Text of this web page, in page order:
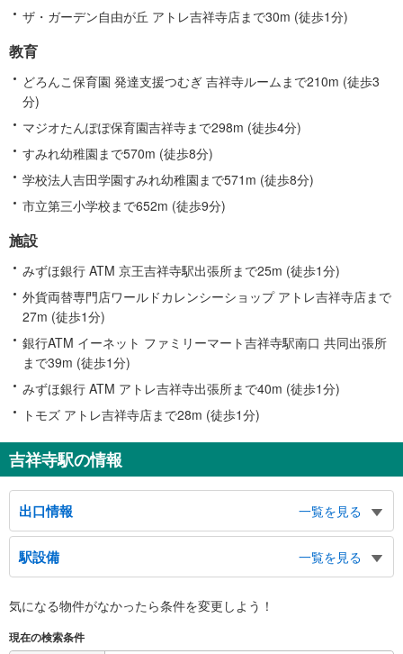
ザ・ガーデン自由が丘 アトレ吉祥寺店まで30m (徒歩1分)
教育
どろんこ保育園 発達支援つむぎ 吉祥寺ルームまで210m (徒歩3
分)
マジオたんぽぽ保育園吉祥寺まで298m (徒歩4分)
すみれ幼稚園まで570m (徒歩8分)
学校法人吉田学園すみれ幼稚園まで571m (徒歩8分)
市立第三小学校まで652m (徒歩9分)
施設
みずほ銀行 ATM 京王吉祥寺駅出張所まで25m (徒歩1分)
外貨両替専門店ワールドカレンシーショップ アトレ吉祥寺店まで
27m (徒歩1分)
銀行ATM イーネット ファミリーマート吉祥寺駅南口 共同出張所
まで39m (徒歩1分)
みずほ銀行 ATM アトレ吉祥寺出張所まで40m (徒歩1分)
トモズ アトレ吉祥寺店まで28m (徒歩1分)
吉祥寺駅の情報
出口情報
一覧を見る
北口
ＪＲ中央改札、北口バスのりば、吉祥寺本町、吉祥寺東町、吉祥寺北町、公園
通り、平和通り、吉祥寺美術館、吉祥寺シアター、サンロード、ダイヤ街、吉
祥寺東口交番、武蔵野商工会館、吉祥寺市政センター、武蔵野市立吉祥寺図書
館、武蔵野市福祉公社、武蔵野消防署吉祥寺出張所、タクシーのりば
公園口
駅設備
一覧を見る
※段差なしでの移動経路
【ＪＲ】
気になる物件がなかったら条件を変更しよう！
現在の検索条件